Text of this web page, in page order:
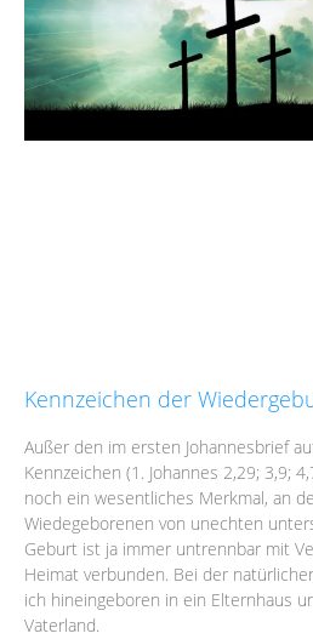
Kennzeichen der
Außer den im ersten Johannesbrief
Kennzeichen (1. Johannes 2,29; 3,9;
noch ein wesentliches Merkmal, an
Wiedegeborenen von unechten
Geburt ist ja immer untrennbar mit
Heimat verbunden. Bei der
ich hineingeboren in ein Elternhaus
Vaterland.